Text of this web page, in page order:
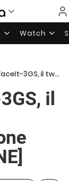
Watch
FaceTime su iPhone 3GS! [ATTENZIONE]
il